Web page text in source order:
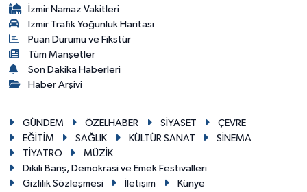
İzmir Namaz Vakitleri
İzmir Trafik Yoğunluk Haritası
Puan Durumu ve Fikstür
Tüm Manşetler
Son Dakika Haberleri
Haber Arşivi
GÜNDEM ÖZELHABER SİYASET
ÇEVRE
EĞİTİM
SAĞLIK KÜLTÜR SANAT
SİNEMA
TİYATRO
MÜZİK
Dikili Barış, Demokrasi ve Emek Festivalleri
Gizlilik Sözleşmesi
İletişim Künye